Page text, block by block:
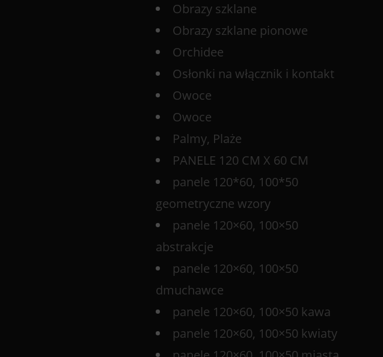
Obrazy szklane
Obrazy szklane pionowe
Orchidee
Osłonki na włącznik i kontakt
Owoce
Owoce
Palmy, Plaże
PANELE 120 CM X 60 CM
panele 120*60, 100*50
geometryczne wzory
panele 120×60, 100×50
abstrakcje
panele 120×60, 100×50
dmuchawce
panele 120×60, 100×50 kawa
panele 120×60, 100×50 kwiaty